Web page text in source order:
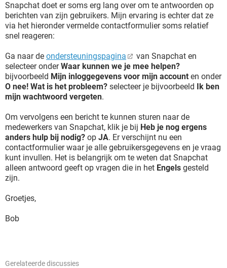
Snapchat doet er soms erg lang over om te antwoorden op
berichten van zijn gebruikers. Mijn ervaring is echter dat ze
via het hieronder vermelde contactformulier soms relatief
snel reageren:
Ga naar de ondersteuningspagina
van Snapchat en
selecteer onderWaar kunnen we je mee helpen?
bijvoorbeeld Mijn inloggegevens voor mijn account en onder
O nee! Wat is het probleem? selecteer je bijvoorbeeld Ik ben
mijn wachtwoord vergeten.
Om vervolgens een bericht te kunnen sturen naar de
medewerkers van Snapchat, klik je bij Heb je nog ergens
anders hulp bij nodig? op JA. Er verschijnt nu een
contactformulier waar je alle gebruikersgegevens en je vraag
kunt invullen. Het is belangrijk om te weten dat Snapchat
alleen antwoord geeft op vragen die in het Engels gesteld
zijn.
Groetjes,
Bob
Gerelateerde discussies